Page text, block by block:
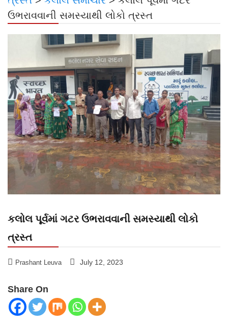
ઉભરાવવાની સમસ્યાથી લોકો ત્રસ્ત
કલોલ પૂર્વમાં ગટર ઉભરાવવાની સમસ્યાથી લોકો
ત્રસ્ત
Prashant Leuva July 12, 2023
Share On